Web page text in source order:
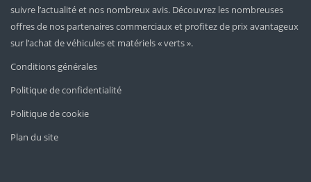
suivre l’actualité et nos nombreux avis. Découvrez les nombreuses
offres de nos partenaires commerciaux et profitez de prix avantageux
sur l’achat de véhicules et matériels « verts ».
Conditions générales
Politique de confidentialité
Politique de cookie
Plan du site